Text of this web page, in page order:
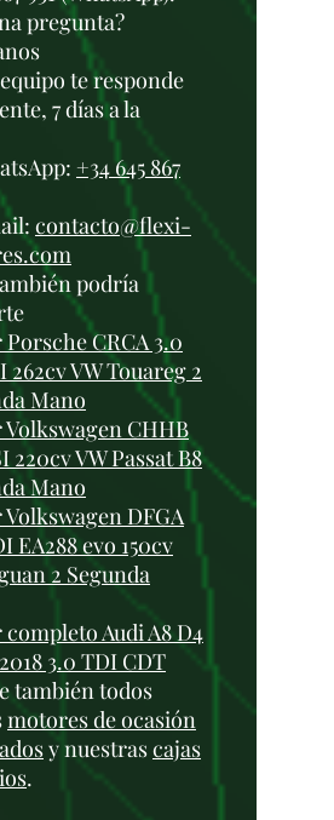
pregunta?
te responde
7 días a la
+34 645 867
contacto@flexi-
podría
CRCA 3.0
262cv VW Touareg 2
Mano
CHHB
220cv VW Passat B8
Mano
DFGA
EA288 evo 150cv
2 Segunda
Audi A8 D4
3.0 TDI CDT
también todos
motores de ocasión
y nuestrascajas
.